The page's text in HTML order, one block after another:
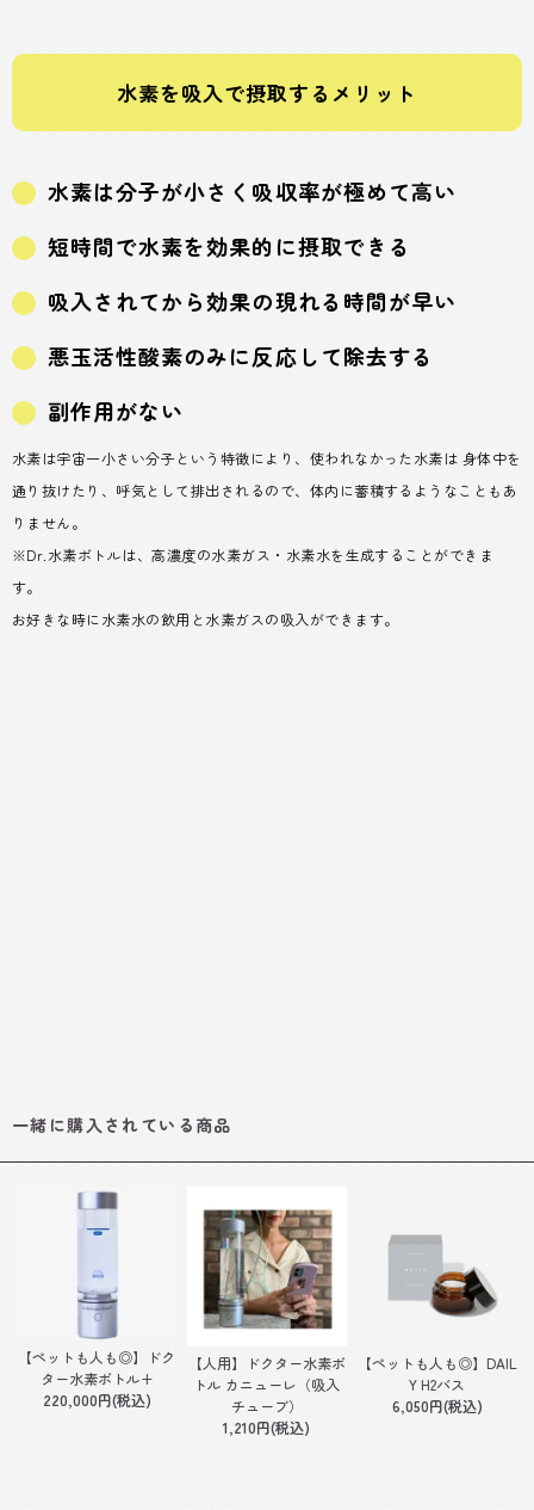
水素を吸入で摂取するメリット
水素は分子が小さく吸収率が極めて高い
短時間で水素を効果的に摂取できる
吸入されてから効果の現れる時間が早い
悪玉活性酸素のみに反応して除去する
副作用がない
水素は宇宙一小さい分子という特徴により、使われなかった水素は 身体中を
通り抜けたり、呼気として排出されるので、体内に蓄積するようなこともあ
りません。
※Dr.水素ボトルは、高濃度の水素ガス・水素水を生成することができま
す。
お好きな時に水素水の飲用と水素ガスの吸入ができます。
一緒に購入されている商品
【ペットも人も◎】ドク
ター水素ボトル+
220,000円(税込)
【人用】ドクター水素ボ
トル カニューレ（吸入
チューブ）
1,210円(税込)
【ペットも人も◎】DAIL
Y H2バス
6,050円(税込)